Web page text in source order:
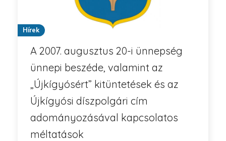
Hírek
A 2007. augusztus 20-i ünnepség
ünnepi beszéde, valamint az
„Újkígyósért” kitüntetések és az
Újkígyósi díszpolgári cím
adományozásával kapcsolatos
méltatások